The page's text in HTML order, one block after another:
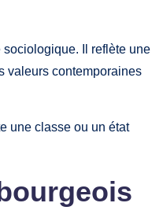
Il reflète une
valeurs contemporaines
une classe ou un état